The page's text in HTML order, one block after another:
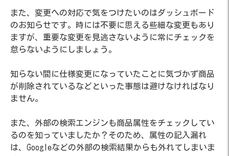
また、変更への対応で気をつけたいのはダッシュボード
のお知らせです。時には不要に思える些細な変更もあり
ますが、重要な変更を見逃さないように常にチェックを
怠らないようにしましょう。
知らない間に仕様変更になっていたことに気づかず商品
が削除されているなどといった事態は避けなければなり
ません。
また、外部の検索エンジンも商品属性をチェックしてい
るのを知っていましたか？そのため、属性の記入漏れ
は、Googleなどの外部の検索結果からも外れてしまいま